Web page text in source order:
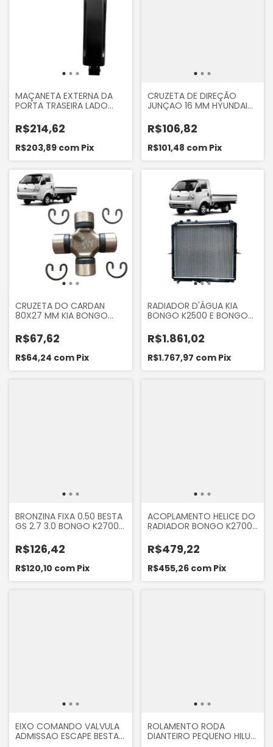
MAÇANETA EXTERNA DA
PORTA TRASEIRA LADO
K2700 ATÉ 2012
R$214,62
R$203,89 com Pix
CRUZETA DE DIREÇÃO
JUNÇAO 16 MM HYUNDAI
K2400 K2500 8V 2005...
K2700 BESTA 2.2 2.7 CERES
SPRINTER 310 311 312 313 412
413 CDI
R$106,82
R$101,48 com Pix
CRUZETA DO CARDAN
80X27 MM KIA BONGO
K2700 2005... MARCA
MARCAPE
R$67,62
R$64,24 com Pix
RADIADOR D'ÁGUA KIA
BONGO K2500 E BONGO
R$1.861,02
R$1.767,97 com Pix
BRONZINA FIXA 0.50 BESTA
GS 2.7 3.0 BONGO K2700
R$126,42
R$120,10 com Pix
ACOPLAMENTO HELICE DO
RADIADOR BONGO K2700
R$479,22
R$455,26 com Pix
EIXO COMANDO VALVULA
ADMISSAO ESCAPE BESTA
ROLAMENTO RODA
DIANTEIRO PEQUENO HILUX